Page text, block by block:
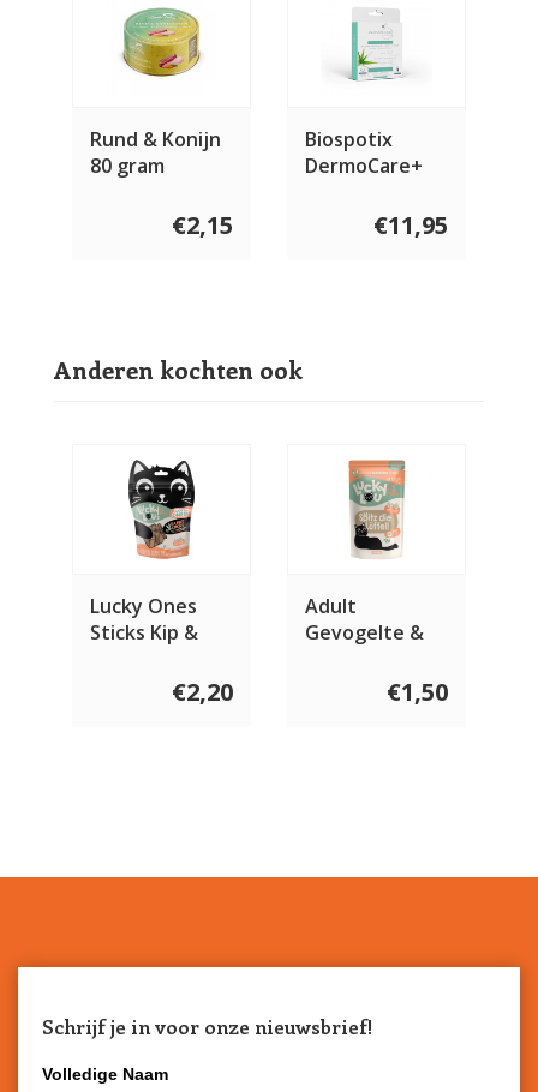
Rund & Konijn
80 gram
€2,15
Biospotix
DermoCare+
1 ml pipetten
€11,95
Anderen kochten ook
Lucky Ones
Sticks Kip &
€2,20
Adult
Gevogelte &
€1,50
Schrijf je in voor onze nieuwsbrief!
Volledige Naam